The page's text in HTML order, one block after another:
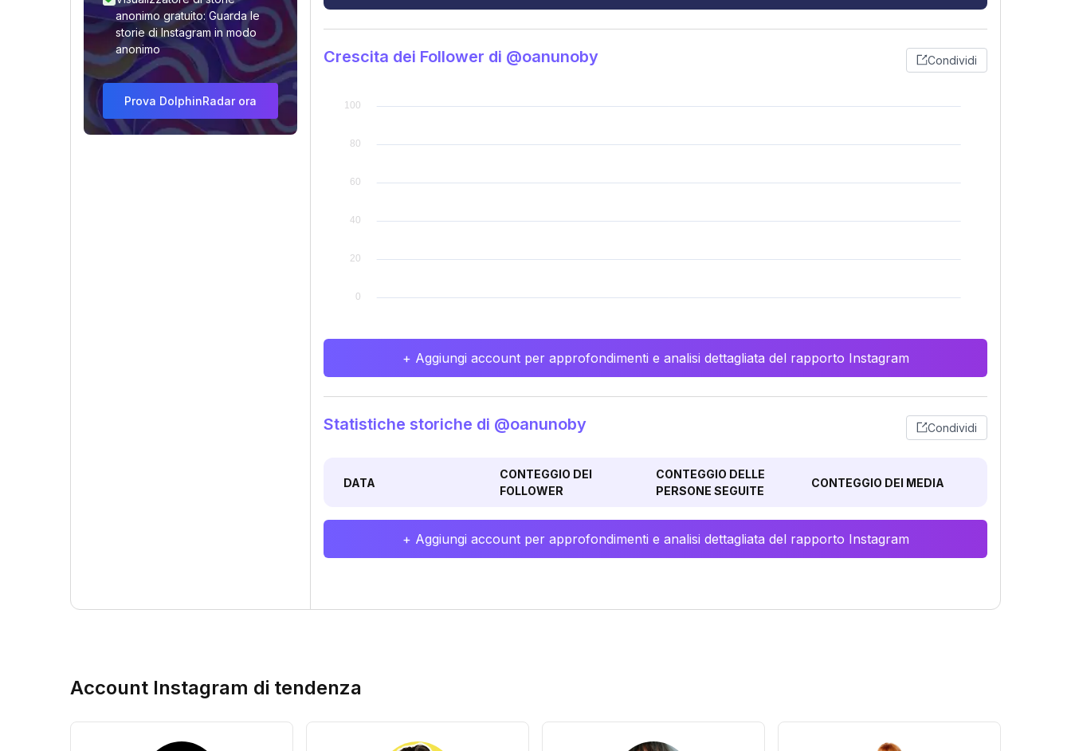
anonimo gratuito: Guarda le
storie di Instagram in modo
anonimo
Prova DolphinRadar ora
Crescita dei Follower di @oanunoby Condividi
+ Aggiungi account per approfondimenti e analisi dettagliata del rapporto Instagram
Statistiche storiche di @oanunoby Condividi
DATA
CONTEGGIO DEI
FOLLOWER
CONTEGGIO DELLE
PERSONE SEGUITE
CONTEGGIO DEI MEDIA
+ Aggiungi account per approfondimenti e analisi dettagliata del rapporto Instagram
Account Instagram di tendenza